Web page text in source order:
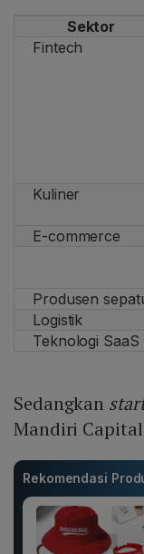
Sektor
Fintech
Kuliner
E-commerce
Produsen
Logistik
Teknologi SaaS
Sedangkan
Mandiri
Rekomendasi